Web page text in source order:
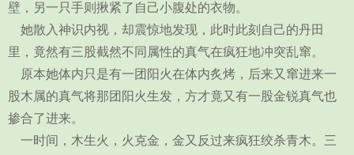
壁，另一只手则揪紧了自己小腹处的衣物。
她散入神识内视，却震惊地发现，此时此刻自己的丹田
里，竟然有三股截然不同属性的真气在疯狂地冲突乱窜。
原本她体内只是有一团阳火在体内炙烤，后来又窜进来一
股木属的真气将那团阳火生发，方才竟又有一股金锐真气也
掺合了进来。
一时间，木生火，火克金，金又反过来疯狂绞杀青木。三